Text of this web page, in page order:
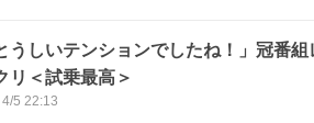
うしいテンションでしたね！」冠番
リ＜試乗最高＞
4/5 22:13